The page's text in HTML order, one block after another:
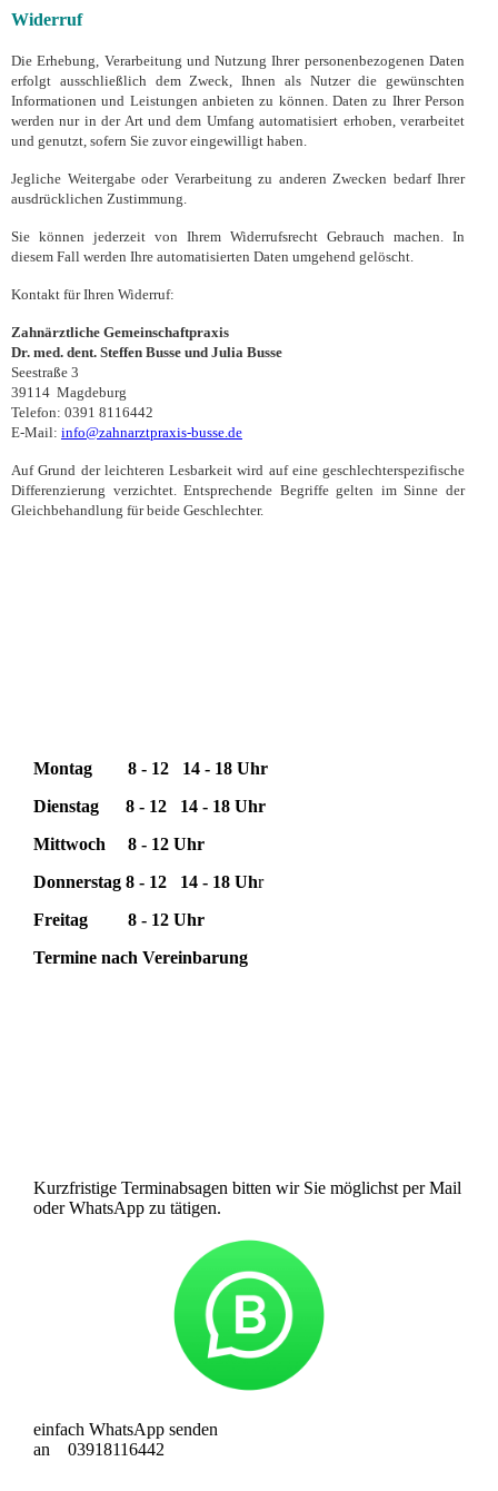
Widerruf
Die Erhebung, Verarbeitung und Nutzung Ihrer personenbezogenen Daten
erfolgt ausschließlich dem Zweck, Ihnen als Nutzer die gewünschten
Informationen und Leistungen anbieten zu können. Daten zu Ihrer Person
werden nur in der Art und dem Umfang automatisiert erhoben, verarbeitet
und genutzt, sofern Sie zuvor eingewilligt haben.
Jegliche Weitergabe oder Verarbeitung zu anderen Zwecken bedarf Ihrer
ausdrücklichen Zustimmung.
Sie können jederzeit von Ihrem Widerrufsrecht Gebrauch machen. In
diesem Fall werden Ihre automatisierten Daten umgehend gelöscht.
Kontakt für Ihren Widerruf:
Zahnärztliche Gemeinschaftpraxis
Dr. med. dent. Steffen Busse und Julia Busse
Seestraße 3
39114 Magdeburg
Telefon: 0391 8116442
E-Mail: info@zahnarztpraxis-busse.de
Auf Grund der leichteren Lesbarkeit wird auf eine geschlechterspezifische
Differenzierung verzichtet. Entsprechende Begriffe gelten im Sinne der
Gleichbehandlung für beide Geschlechter.
Montag 8 - 12 14 - 18 Uhr
Dienstag
8 - 12 14 - 18 Uhr
Mittwoch
8 - 12 Uhr
Donnerstag 8 - 12 14 - 18 Uhr
Freitag
8 - 12 Uhr
Termine nach Vereinbarung
Kurzfristige Terminabsagen bitten wir Sie möglichst per Mail
oder WhatsApp zu tätigen.
einfach WhatsApp senden
an 03918116442